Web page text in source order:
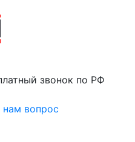
звонок по РФ
нам вопрос